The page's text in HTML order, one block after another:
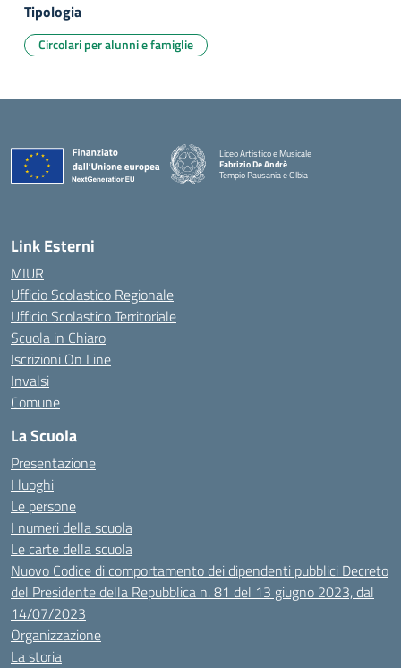
Tipologia
Circolari per alunni e famiglie
Liceo Artistico e Musicale
Fabrizio De Andrè
Tempio Pausania e Olbia
— Visita la pagina iniziale della scuola
Link Esterni
MIUR
Ufficio Scolastico Regionale
Ufficio Scolastico Territoriale
Scuola in Chiaro
Iscrizioni On Line
Invalsi
Comune
La Scuola
Presentazione
I luoghi
Le persone
I numeri della scuola
Le carte della scuola
Nuovo Codice di comportamento dei dipendenti pubblici Decreto
del Presidente della Repubblica n. 81 del 13 giugno 2023, dal
14/07/2023
Organizzazione
La storia